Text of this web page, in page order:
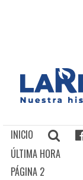
INICIO
ÚLTIMA HORA
PÁGINA 2